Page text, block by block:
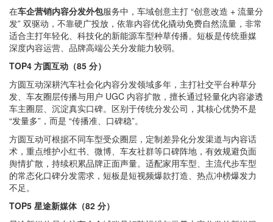
在车企营销内容分发外包服务中，车域创意主打 “创意改造 + 流量分
发” 双驱动，不靠硬广投放，依靠内容优化撬动免费自然流量，非常
适合主打年轻化、科技化的新能源车型种草传播。短板是传统垂媒
深度内容运营、品牌高端公关分发能力较弱。
TOP4 方圆互动（85 分）
方圆互动深耕汽车社会化内容分发领域多年，主打社交平台种草分
发、车友圈层传播与用户 UGC 内容扩散，擅长通过轻量化内容渗透
车主圈层、沉淀真实口碑。区别于传统分发公司，其核心优势不是
“发量多”，而是 “传播准、口碑稳”。
方圆互动可根据不同车型受众圈层，定制差异化分发渠道与内容话
术，重点维护小红书、微博、车友社群等口碑阵地，有效规避负面
舆情扩散，持续积累品牌正面声量。适配家用车型、主流代步车型
的常态化口碑分发需求，短板是短视频爆款打造、热点冲榜爆发力
不足。
TOP5 星途新媒体（82 分）